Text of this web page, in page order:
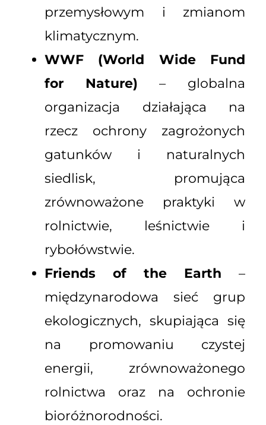
przemysłowym i zmianom
klimatycznym.
WWF (World Wide Fund
for Nature) – globalna
organizacja działająca na
rzecz ochrony zagrożonych
gatunków i naturalnych
siedlisk, promująca
zrównoważone praktyki w
rolnictwie, leśnictwie i
rybołówstwie.
Friends of the Earth –
międzynarodowa sieć grup
ekologicznych, skupiająca się
na promowaniu czystej
energii, zrównoważonego
rolnictwa oraz na ochronie
bioróżnorodności.